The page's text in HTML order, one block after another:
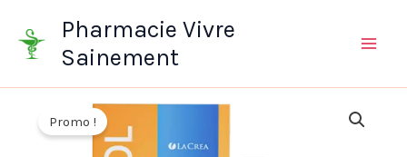
contenu
Pharmacie Vivre
Sainement
Promo !